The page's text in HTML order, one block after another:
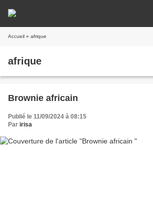
Accueil » afrique
afrique
Brownie africain
Publié le 11/09/2024 à 08:15
Par irisa